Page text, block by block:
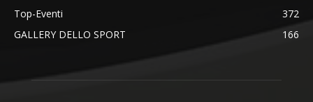
Top-Eventi
372
GALLERY DELLO SPORT
166